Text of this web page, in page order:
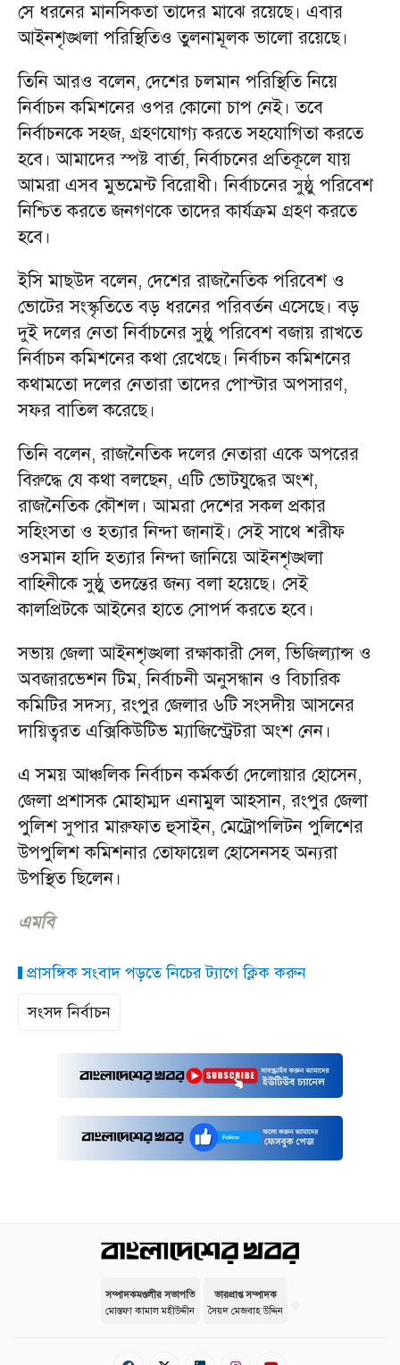
সে ধরনের মানসিকতা তাদের মাঝে রয়েছে। এবার
আইনশৃঙ্খলা পরিস্থিতিও তুলনামূলক ভালো রয়েছে।
তিনি আরও বলেন, দেশের চলমান পরিস্থিতি নিয়ে
নির্বাচন কমিশনের ওপর কোনো চাপ নেই। তবে
নির্বাচনকে সহজ, গ্রহণযোগ্য করতে সহযোগিতা করতে
হবে। আমাদের স্পষ্ট বার্তা, নির্বাচনের প্রতিকূলে যায়
আমরা এসব মুভমেন্ট বিরোধী। নির্বাচনের সুষ্ঠু পরিবেশ
নিশ্চিত করতে জনগণকে তাদের কার্যক্রম গ্রহণ করতে
হবে।
ইসি মাছউদ বলেন, দেশের রাজনৈতিক পরিবেশ ও
ভোটের সংস্কৃতিতে বড় ধরনের পরিবর্তন এসেছে। বড়
দুই দলের নেতা নির্বাচনের সুষ্ঠু পরিবেশ বজায় রাখতে
নির্বাচন কমিশনের কথা রেখেছে। নির্বাচন কমিশনের
কথামতো দলের নেতারা তাদের পোস্টার অপসারণ,
সফর বাতিল করেছে।
তিনি বলেন, রাজনৈতিক দলের নেতারা একে অপরের
বিরুদ্ধে যে কথা বলছেন, এটি ভোটযুদ্ধের অংশ,
রাজনৈতিক কৌশল। আমরা দেশের সকল প্রকার
সহিংসতা ও হত্যার নিন্দা জানাই। সেই সাথে শরীফ
ওসমান হাদি হত্যার নিন্দা জানিয়ে আইনশৃঙ্খলা
বাহিনীকে সুষ্ঠু তদন্তের জন্য বলা হয়েছে। সেই
কালপ্রিটকে আইনের হাতে সোপর্দ করতে হবে।
সভায় জেলা আইনশৃঙ্খলা রক্ষাকারী সেল, ভিজিল্যান্স ও
অবজারভেশন টিম, নির্বাচনী অনুসন্ধান ও বিচারিক
কমিটির সদস্য, রংপুর জেলার ৬টি সংসদীয় আসনের
দায়িত্বরত এক্সিকিউটিভ ম্যাজিস্ট্রেটরা অংশ নেন।
এ সময় আঞ্চলিক নির্বাচন কর্মকর্তা দেলোয়ার হোসেন,
জেলা প্রশাসক মোহাম্মদ এনামুল আহসান, রংপুর জেলা
পুলিশ সুপার মারুফাত হুসাইন, মেট্রোপলিটন পুলিশের
উপপুলিশ কমিশনার তোফায়েল হোসেনসহ অন্যরা
উপস্থিত ছিলেন।
এমবি
প্রাসঙ্গিক সংবাদ পড়তে নিচের ট্যাগে ক্লিক করুন
সংসদ নির্বাচন
সম্পাদকমণ্ডলীর সভাপতি
মোস্তফা কামাল মহীউদ্দীন
ভারপ্রাপ্ত সম্পাদক
সৈয়দ মেজবাহ উদ্দিন